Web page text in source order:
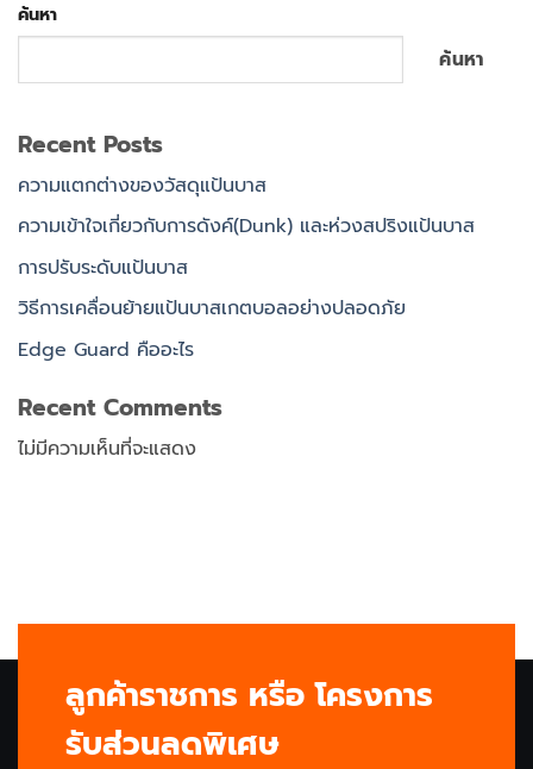
ค้นหา
ค้นหา
Recent Posts
ความแตกต่างของวัสดุแป้นบาส
ความเข้าใจเกี่ยวกับการดังค์(Dunk) และห่วงสปริงแป้นบาส
การปรับระดับแป้นบาส
วิธีการเคลื่อนย้ายแป้นบาสเกตบอลอย่างปลอดภัย
Edge Guard คืออะไร
Recent Comments
ไม่มีความเห็นที่จะแสดง
ลูกค้าราชการ หรือ โครงการ
รับส่วนลดพิเศษ